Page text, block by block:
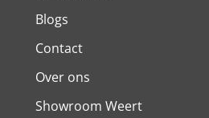
Blogs
Contact
Over ons
Showroom Weert